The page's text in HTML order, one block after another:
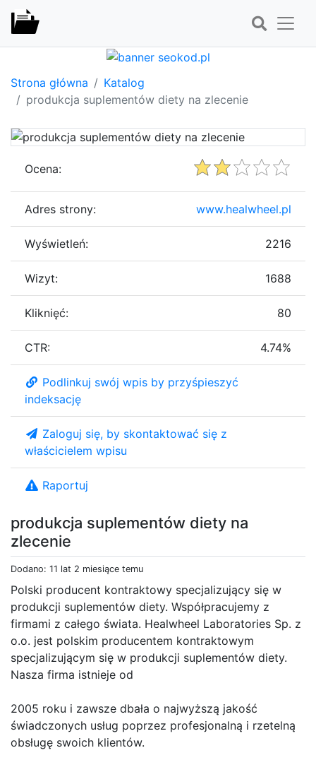
Strona główna
Katalog
produkcja suplementów diety na zlecenie
produkcja suplementów diety na
zlecenie
Dodano: 11 lat 2 miesiące temu
Polski producent kontraktowy specjalizujący się w
produkcji suplementów diety. Współpracujemy z
firmami z całego świata. Healwheel Laboratories Sp. z
o.o. jest polskim producentem kontraktowym
specjalizującym się w produkcji suplementów diety.
Nasza firma istnieje od
2005 roku i zawsze dbała o najwyższą jakość
świadczonych usług poprzez profesjonalną i rzetelną
obsługę swoich klientów.
Ocena:
Adres strony: www.healwheel.pl
Wyświetleń: 2216
Wizyt: 1688
Kliknięć: 80
CTR: 4.74%
Podlinkuj swój wpis by przyśpieszyć
indeksację
Zaloguj się, by skontaktować się z
właścicielem wpisu
Raportuj